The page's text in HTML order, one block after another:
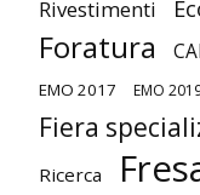
Rivestimenti
Foratura
EMO 2017 EMO
Fiera
Ricerca